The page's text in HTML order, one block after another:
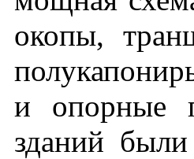
окопы,
и опорные
зданий